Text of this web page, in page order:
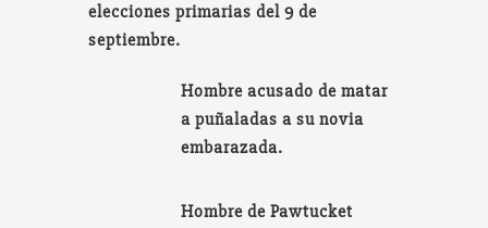
elecciones primarias del 9 de
septiembre.
Hombre acusado de matar
a puñaladas a su novia
embarazada.
Hombre de Pawtucket